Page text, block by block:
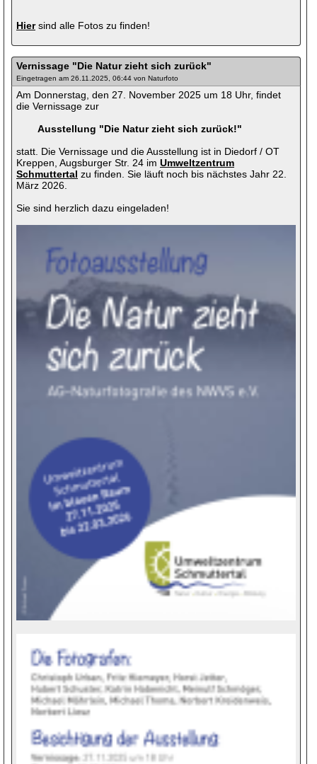
Hiersind alle Fotos zu finden!
Vernissage "Die Natur zieht sich zurück"
Eingetragen am 26.11.2025, 06:44 von Naturfoto
Am Donnerstag, den 27. November 2025 um 18 Uhr, findet
die Vernissage zur
Ausstellung "Die Natur zieht sich zurück!"
statt. Die Vernissage und die Ausstellung ist in Diedorf / OT
Kreppen, Augsburger Str. 24 im Umweltzentrum
Schmuttertal zu finden. Sie läuft noch bis nächstes Jahr 22.
März 2026.
Sie sind herzlich dazu eingeladen!